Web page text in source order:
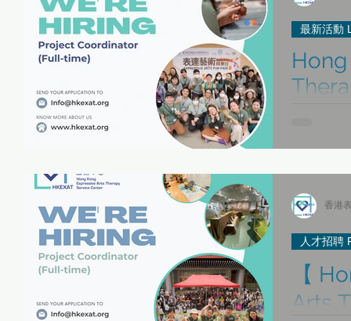
「當下即藝術」身心健康同樂日 01/05 最新活動 Latest Updates
「 每月小ME Care 」之 HKEXAT自我關顧工作坊
性 /別小眾 表達藝術治療服務 故事集
人才招聘 Recruitment 專業發展與實踐應用
time)
最新活動
【
Arts
人才招聘
香港